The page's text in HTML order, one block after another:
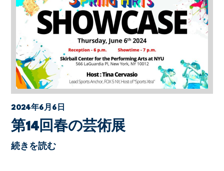
2024年6月6日
第14回春の芸術展
続きを読む